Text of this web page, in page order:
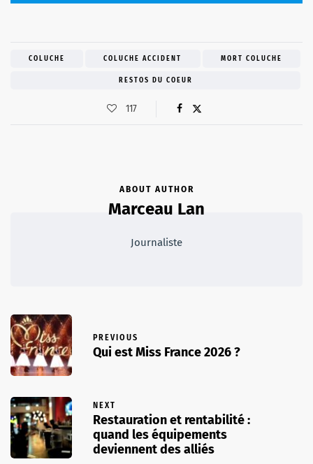
COLUCHE COLUCHE ACCIDENT MORT COLUCHE
RESTOS DU COEUR
117
ABOUT AUTHOR
Marceau Lan
Journaliste
PREVIOUS
Qui est Miss France 2026 ?
NEXT
Restauration et rentabilité :
quand les équipements
deviennent des alliés